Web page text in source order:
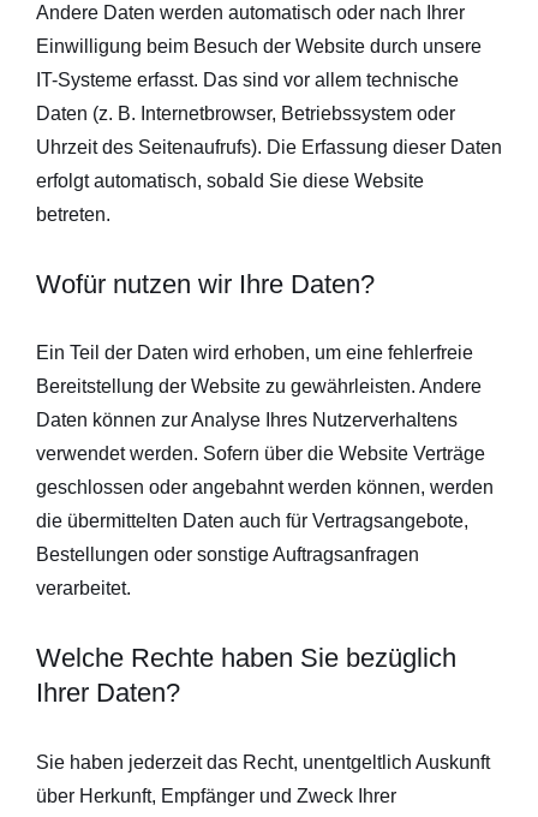
Andere Daten werden automatisch oder nach Ihrer
Einwilligung beim Besuch der Website durch unsere
IT-Systeme erfasst. Das sind vor allem technische
Daten (z. B. Internetbrowser, Betriebssystem oder
Uhrzeit des Seitenaufrufs). Die Erfassung dieser Daten
erfolgt automatisch, sobald Sie diese Website
betreten.
Wofür nutzen wir Ihre Daten?
Ein Teil der Daten wird erhoben, um eine fehlerfreie
Bereitstellung der Website zu gewährleisten. Andere
Daten können zur Analyse Ihres Nutzerverhaltens
verwendet werden. Sofern über die Website Verträge
geschlossen oder angebahnt werden können, werden
die übermittelten Daten auch für Vertragsangebote,
Bestellungen oder sonstige Auftragsanfragen
verarbeitet.
Welche Rechte haben Sie bezüglich
Ihrer Daten?
Sie haben jederzeit das Recht, unentgeltlich Auskunft
über Herkunft, Empfänger und Zweck Ihrer